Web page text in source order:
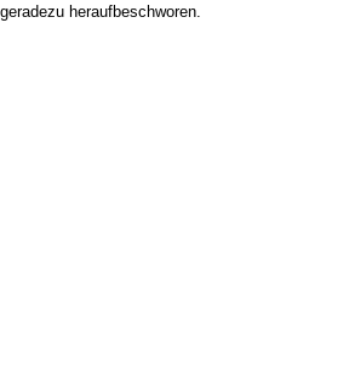
heraufbeschworen.